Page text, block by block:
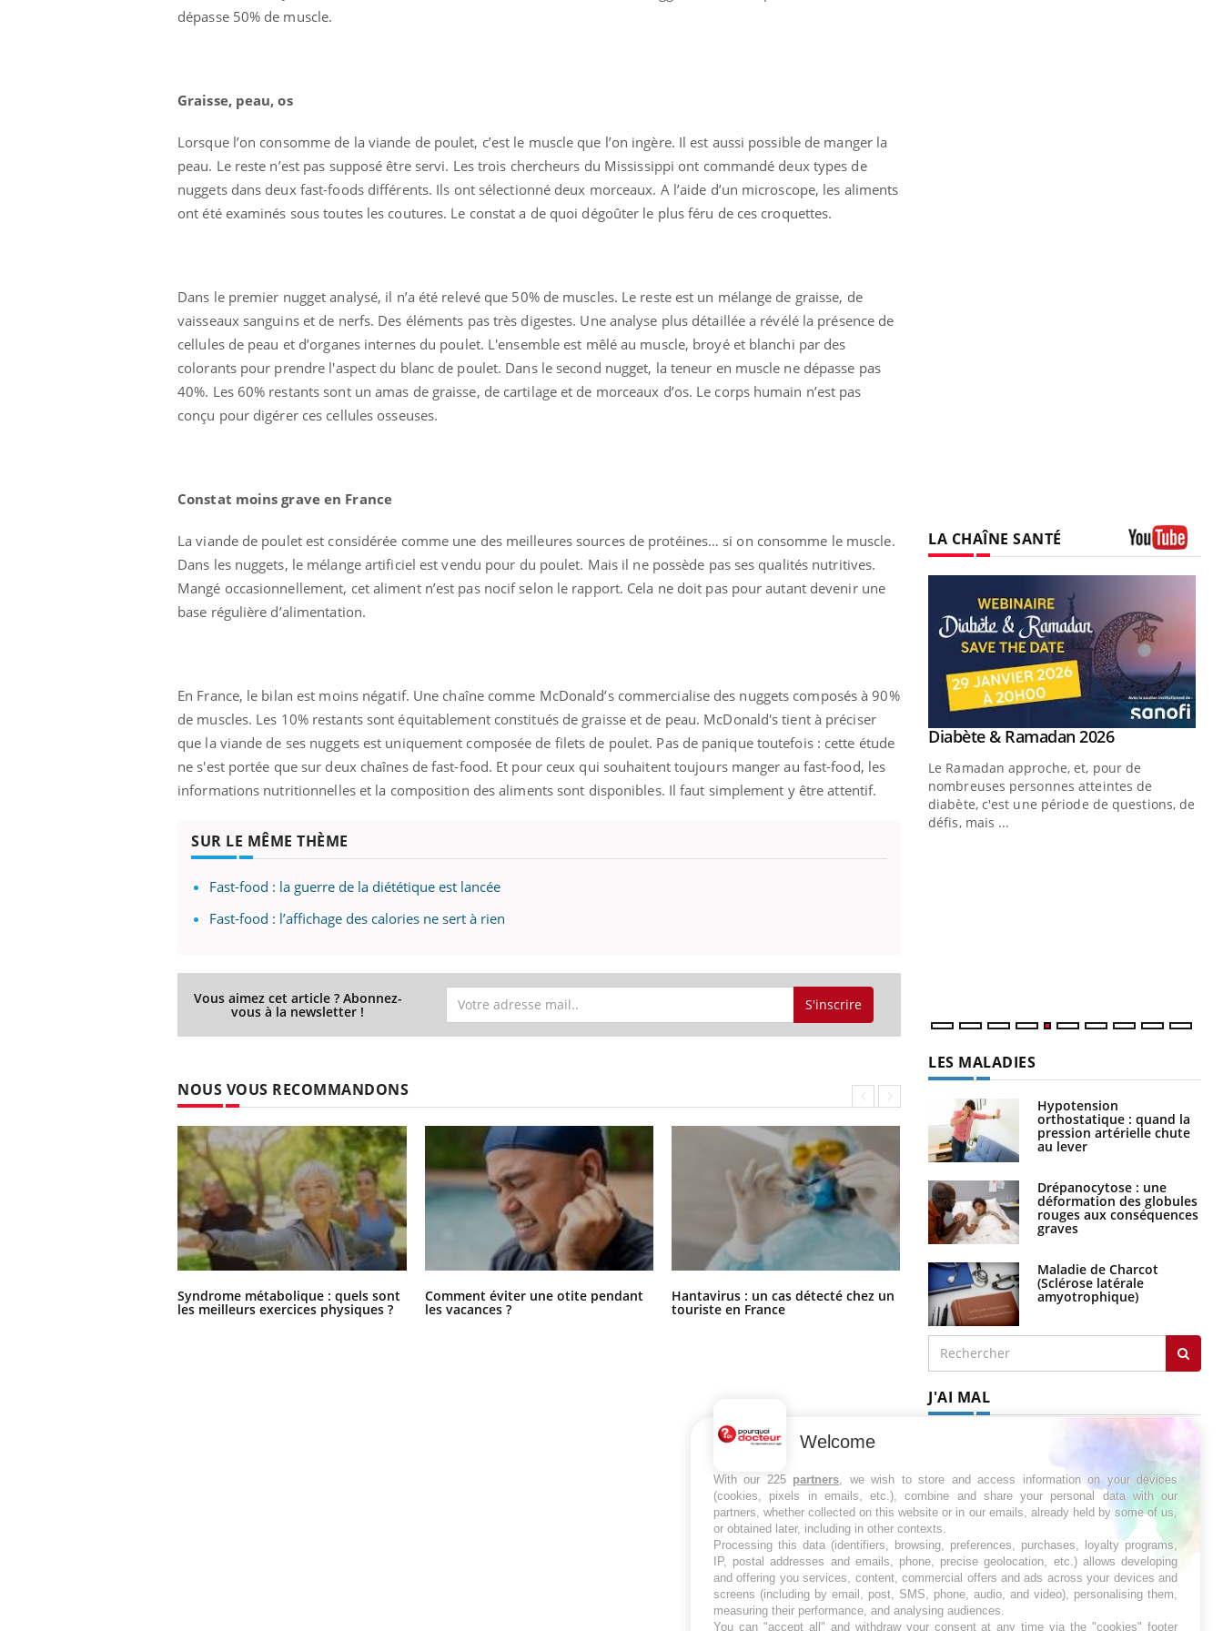
dépasse 50% de muscle.
Graisse, peau, os
Lorsque l’on consomme de la viande de poulet, c’est le muscle que l’on ingère. Il est aussi possible de manger la
peau. Le reste n’est pas supposé être servi. Les trois chercheurs du Mississippi ont commandé deux types de
nuggets dans deux fast-foods différents. Ils ont sélectionné deux morceaux. A l’aide d’un microscope, les aliments
ont été examinés sous toutes les coutures. Le constat a de quoi dégoûter le plus féru de ces croquettes.
Dans le premier nugget analysé, il n’a été relevé que 50% de muscles. Le reste est un mélange de graisse, de
vaisseaux sanguins et de nerfs. Des éléments pas très digestes. Une analyse plus détaillée a révélé la présence de
cellules de peau et d’organes internes du poulet. L'ensemble est mêlé au muscle, broyé et blanchi par des
colorants pour prendre l'aspect du blanc de poulet. Dans le second nugget, la teneur en muscle ne dépasse pas
40%. Les 60% restants sont un amas de graisse, de cartilage et de morceaux d’os. Le corps humain n’est pas
conçu pour digérer ces cellules osseuses.
Constat moins grave en France
La viande de poulet est considérée comme une des meilleures sources de protéines… si on consomme le muscle.
Dans les nuggets, le mélange artificiel est vendu pour du poulet. Mais il ne possède pas ses qualités nutritives.
Mangé occasionnellement, cet aliment n’est pas nocif selon le rapport. Cela ne doit pas pour autant devenir une
base régulière d’alimentation.
En France, le bilan est moins négatif. Une chaîne comme McDonald’s commercialise des nuggets composés à 90%
de muscles. Les 10% restants sont équitablement constitués de graisse et de peau. McDonald's tient à préciser
que la viande de ses nuggets est uniquement composée de filets de poulet. Pas de panique toutefois : cette étude
ne s'est portée que sur deux chaînes de fast-food. Et pour ceux qui souhaitent toujours manger au fast-food, les
informations nutritionnelles et la composition des aliments sont disponibles. Il faut simplement y être attentif.
SUR LE MÊME THÈME
Fast-food : la guerre de la diététique est lancée
Fast-food : l’affichage des calories ne sert à rien
Vous aimez cet article ? Abonnez-
vous à la newsletter ! S'inscrire
NOUS VOUS RECOMMANDONS
Syndrome métabolique : quels sont
les meilleurs exercices physiques ?
Comment éviter une otite pendant
les vacances ?
Hantavirus : un cas détecté chez un
touriste en France
Mortalité infantile : un rapport
s’interroge sur son taux élevé en
France
LA CHAÎNE SANTÉ
Carence en fer : comprendre pour
Youtube
Fatigue, irritabilité, brouillard mental ou
Youtube
Insuline & Charge mentale : et si on
osait en parler??Youtube
En 2026, l'insuline dans le diabète de type 2
reste entourée d'idées reçues chez les
rythme de vie ! Vacances, plage, piscine,
soleil, activités en plein air… Nos mains
sont ...
Youtube
Diabète & Ramadan 2026Youtube
Le Ramadan approche, et, pour de
nombreuses personnes atteintes de
diabète, c'est une période de questions, de
défis, mais ...
LES MALADIES
Hypotension
orthostatique : quand la
pression artérielle chute
au lever
Drépanocytose : une
déformation des globules
rouges aux conséquences
graves
Maladie de Charcot
(Sclérose latérale
amyotrophique)
J'AI MAL
Welcome
With our 225 partners, we wish to store and access information on your devices
(cookies, pixels in emails, etc.), combine and share your personal data with our
partners, whether collected on this website or in our emails, already held by some of us,
or obtained later, including in other contexts.
Processing this data (identifiers, browsing, preferences, purchases, loyalty programs,
IP, postal addresses and emails, phone, precise geolocation, etc.) allows developing
and offering you services, content, commercial offers and ads across your devices and
screens (including by email, post, SMS, phone, audio, and video), personalising them,
measuring their performance, and analysing audiences.
You can "accept all" and withdraw your consent at any time via the "cookies" footer